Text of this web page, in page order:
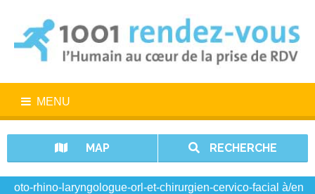
MENU
MAP RECHERCHE
oto-rhino-laryngologue-orl-et-chirurgien-cervico-facial à/en